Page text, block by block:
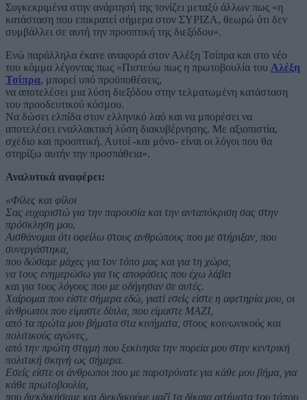
Συγκεκριμένα στην ανάρτησή της τονίζει μεταξύ άλλων πως «η
κατάσταση που επικρατεί σήμερα στον ΣΥΡΙΖΑ, θεωρώ ότι δεν
συμβάλλει σε αυτή την προοπτική της διεξόδου».
Ενώ παράλληλα έκανε αναφορά στον Αλέξη Τσίπρα και στο νέο
του κόμμα λέγοντας πως «Πιστεύω πως η πρωτοβουλία του Αλέξη
Τσίπρα, μπορεί υπό προϋποθέσεις,
να αποτελέσει μια λύση διεξόδου στην τελματωμένη κατάσταση
του προοδευτικού κόσμου.
Να δώσει ελπίδα στον ελληνικό λαό και να μπορέσει να
αποτελέσει εναλλακτική λύση διακυβέρνησης. Με αξιοπιστία,
σχέδιο και προοπτική. Αυτοί -και μόνο- είναι οι λόγοι που θα
στηρίξω αυτήν την προσπάθεια».
Αναλυτικά αναφέρει:
«Φίλες και φίλοι
Σας ευχαριστώ για την παρουσία και την ανταπόκριση σας στην
πρόσκληση μου.
Αισθάνομαι ότι οφείλω στους ανθρώπους που με στήριξαν, που
συνεργάστηκα,
που δώσαμε μάχες για τον τόπο μας και για τη χώρα,
να τους ενημερώσω για τις αποφάσεις που έχω λάβει
και για τους λόγους που με οδήγησαν σε αυτές.
Χαίρομαι που είστε σήμερα εδώ, γιατί εσείς είστε η αφετηρία μου, οι
άνθρωποι που είμαστε δίπλα, που είμαστε ΜΑΖΙ,
από τα πρώτα μου βήματα στα κινήματα, στους κοινωνικούς και
πολιτικούς αγώνες,
από την πρώτη στιγμή που ξεκίνησα την πορεία μου στην κεντρική
πολιτική σκηνή ως σήμερα.
Εσείς είστε οι άνθρωποι που με παροτρύνατε για κάθε μου βήμα, για
κάθε πρωτοβουλία,
που διεκδικήσαμε και διεκδικούμε μαζί τα δίκαια αιτήματα του τόπου